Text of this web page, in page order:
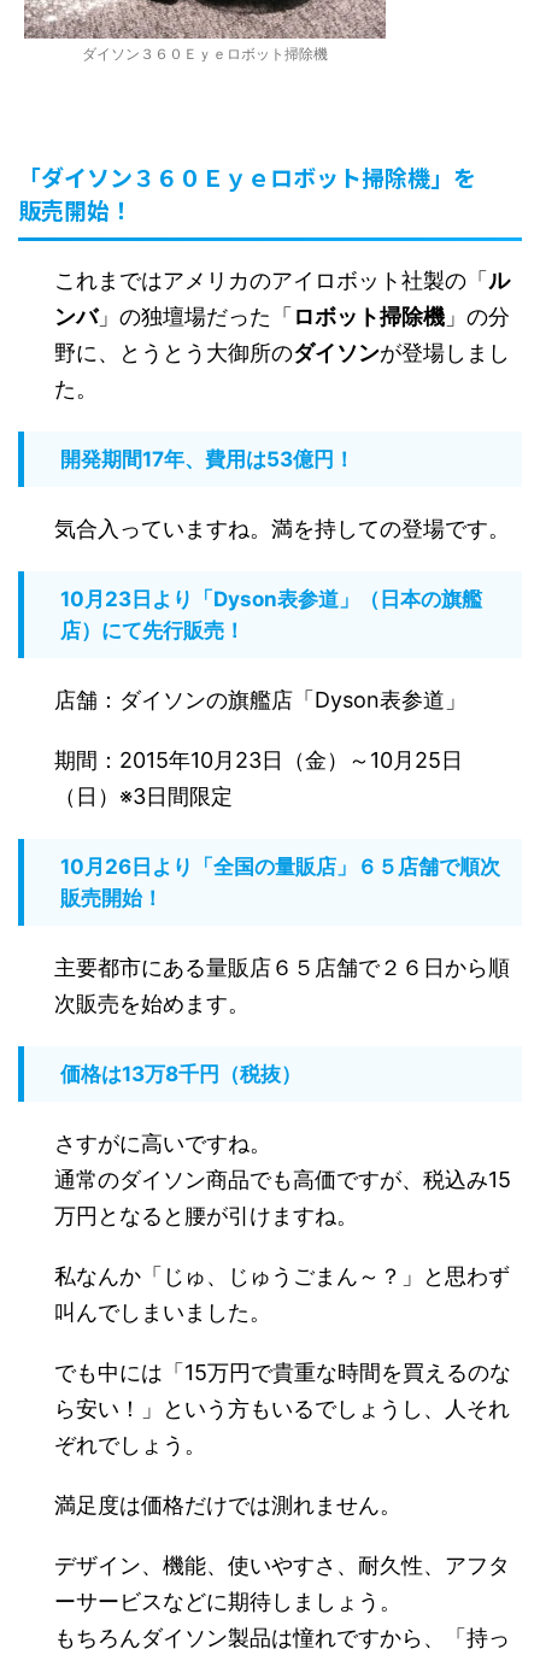
ダイソン３６０Ｅｙｅロボット掃除機
「ダイソン３６０Ｅｙｅロボット掃除機」を
販売開始！
これまではアメリカのアイロボット社製の「 ル
ンバ」の独壇場だった「 ロボット掃除機 」の分
野に、とうとう大御所のダイソンが登場しまし
た。
開発期間17年、費用は53億円！
気合入っていますね。満を持しての登場です。
10月23日より「Dyson表参道」（日本の旗艦
店）にて先行販売！
店舗：ダイソンの旗艦店「Dyson表参道」
期間：2015年10月23日（金）～10月25日
（日）※3日間限定
10月26日より「全国の量販店」６５店舗で順次
販売開始！
主要都市にある量販店６５店舗で２６日から順
次販売を始めます。
価格は13万8千円（税抜）
さすがに高いですね。
通常のダイソン商品でも高価ですが、税込み15
万円となると腰が引けますね。
私なんか「じゅ、じゅうごまん～？」と思わず
叫んでしまいました。
でも中には「15万円で貴重な時間を買えるのな
ら安い！」という方もいるでしょうし、人それ
ぞれでしょう。
満足度は価格だけでは測れません。
デザイン、機能、使いやすさ、耐久性、アフタ
ーサービスなどに期待しましょう。
もちろんダイソン製品は憧れですから、「持っ